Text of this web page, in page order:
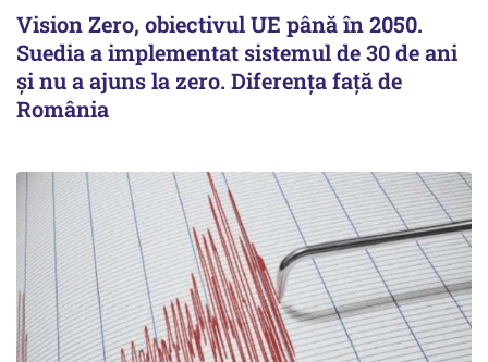
Vision Zero, obiectivul UE până în 2050.
Suedia a implementat sistemul de 30 de ani
şi nu a ajuns la zero. Diferenţa faţă de
România